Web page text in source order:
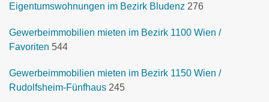
Eigentumswohnungen im Bezirk Bludenz 276
Gewerbeimmobilien mieten im Bezirk 1100 Wien /
Favoriten 544
Gewerbeimmobilien mieten im Bezirk 1150 Wien /
Rudolfsheim-Fünfhaus 245